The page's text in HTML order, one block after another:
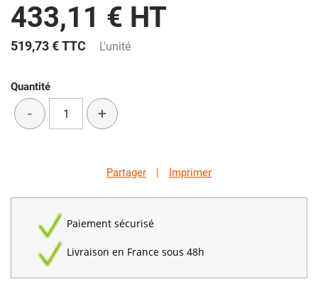
433,11 € HT
519,73 €TTC L'unité
Quantité
- +
Partager | Imprimer
Paiement sécurisé
Livraison en France sous 48h